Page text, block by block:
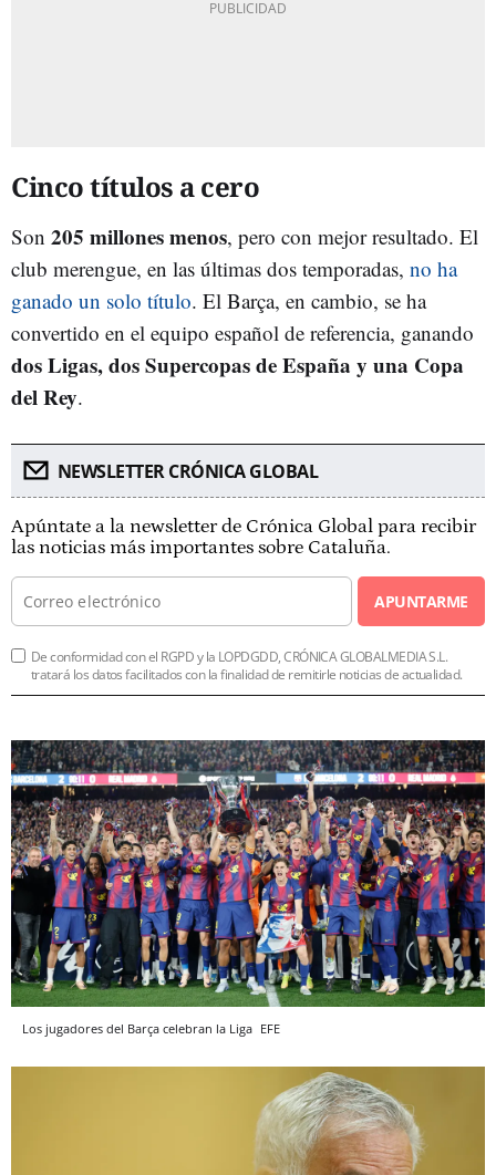
Cinco títulos a cero
Son 205 millones menos, pero con mejor resultado. El
club merengue, en las últimas dos temporadas, no ha
ganado un solo título. El Barça, en cambio, se ha
convertido en el equipo español de referencia, ganando
dos Ligas, dos Supercopas de España y una Copa
del Rey.
NEWSLETTER CRÓNICA GLOBAL
Apúntate a la newsletter de Crónica Global para recibir
las noticias más importantes sobre Cataluña.
APUNTARME
De conformidad con el RGPD y la LOPDGDD, CRÓNICA GLOBALMEDIA S.L.
tratará los datos facilitados con la finalidad de remitirle noticias de actualidad.
Los jugadores del Barça celebran la Liga EFE